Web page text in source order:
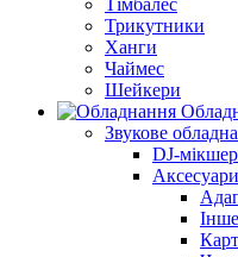
Тімбалес
Трикутники
Ханги
Чаймес
Шейкери
Звукове
DJ-